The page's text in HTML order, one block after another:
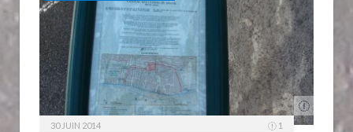
30 JUIN 2014 1